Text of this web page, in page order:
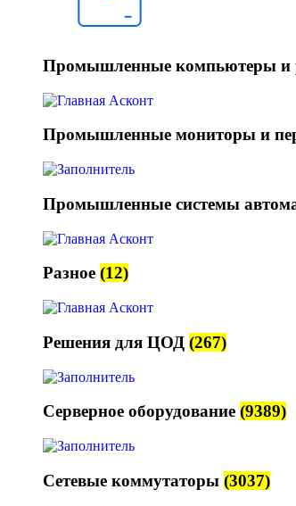
Промышленные компьютеры и
Промышленные мониторы и
Промышленные системы
Разное (12)
Решения для ЦОД (267)
Серверное оборудование (9389)
Сетевые коммутаторы (3037)